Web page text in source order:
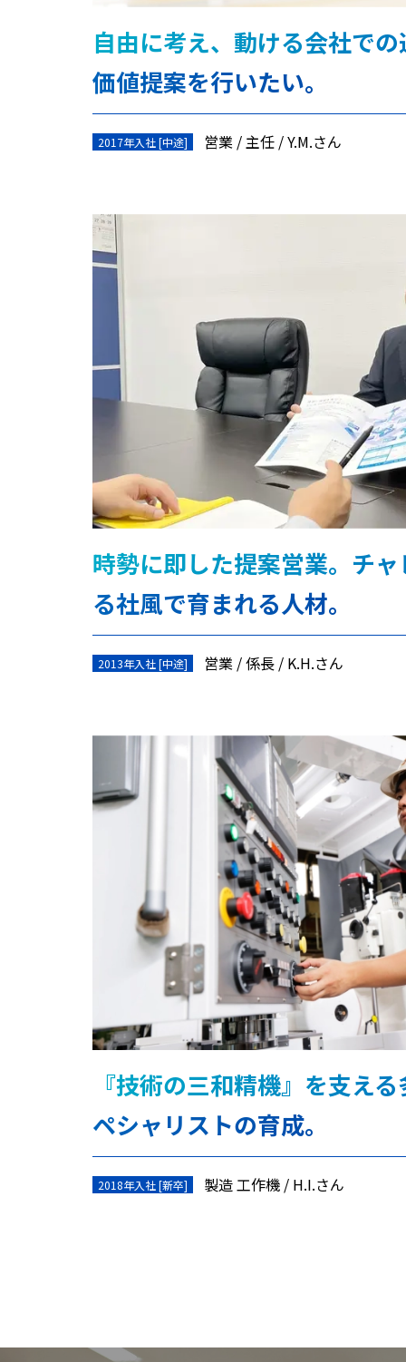
自由に考え、動ける会社で
価値提案を行いたい。
2017年入社 [中途] 営業 主任 Y.M.さん
時勢に即した提案営業。チ
る社風で育まれる人材。
2013年入社 [中途] 営業 係長 K.H.さん
『技術の三和精機』を支え
ペシャリストの育成。
2018年入社 [新卒] 製造 工作機 H.I.さん